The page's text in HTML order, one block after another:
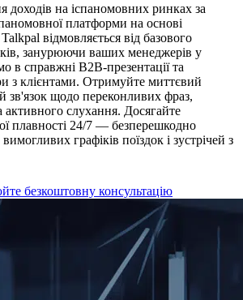
доходів на іспаномовних ринках за
платформи на основі
відмовляється від базового
занурюючи ваших менеджерів у
в справжні B2B-презентації та
з клієнтами. Отримуйте миттєвий
зв'язок щодо переконливих фраз,
активного слухання. Досягайте
плавності 24/7 — безперешкодно
графіків поїздок і зустрічей з
безкоштовну консультацію